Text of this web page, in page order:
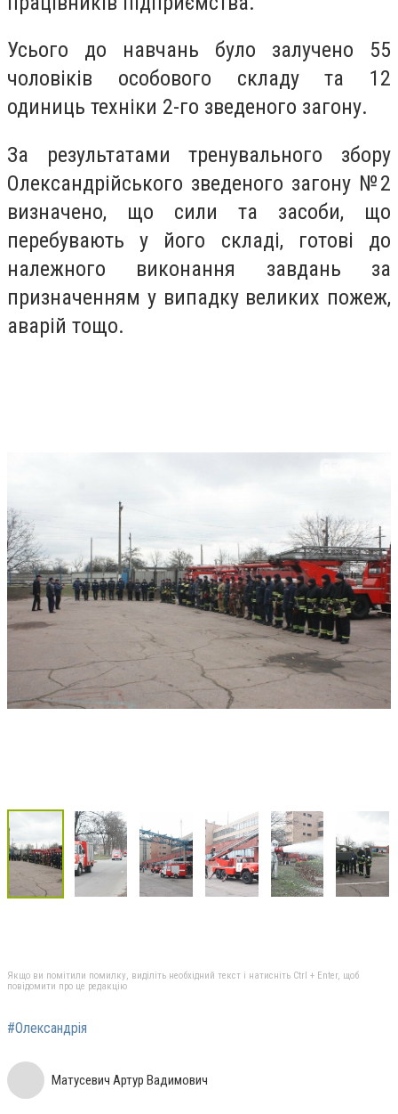
Усього до навчань було залучено 55
чоловіків особового складу та 12
одиниць техніки 2-го зведеного загону.
За результатами тренувального збору
Олександрійського зведеного загону №2
визначено, що сили та засоби, що
перебувають у його складі, готові до
належного виконання завдань за
призначенням у випадку великих пожеж,
аварій тощо.
Якщо ви помітили помилку, виділіть необхідний текст і натисніть Ctrl + Enter, щоб
повідомити про це редакцію
#Олександрія
Матусевич Артур Вадимович